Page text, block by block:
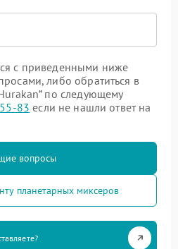
с приведенными ниже
либо обратиться в
по следующему
83 если не нашли ответ на
вопросы
планетарных миксеров